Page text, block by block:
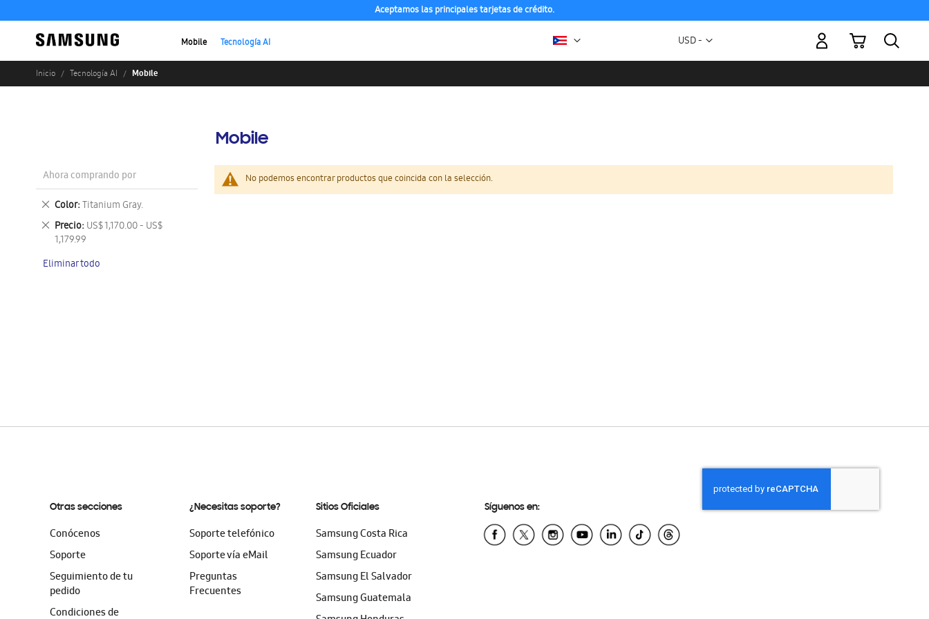
Aceptamos las principales tarjetas de crédito.
Mobile Tecnología AI Moneda
USD -
Mi carrito
Inicio Tecnología AI Mobile
Mobile
No podemos encontrar productos que coincida con la selección.
Ahora comprando por
Color Titanium Gray.
Eliminar
este
artículo
Precio US$ 1,170.00 - US$
1,179.99
Eliminar
este
Eliminar todo
Otras secciones
Conócenos
Soporte
Seguimiento de tu
pedido
Condiciones de
¿Necesitas soporte?
Soporte telefónico
Soporte vía eMail
Preguntas
Frecuentes
Sitios Oficiales
Samsung Costa Rica
Samsung Ecuador
Samsung El Salvador
Samsung Guatemala
Síguenos en: